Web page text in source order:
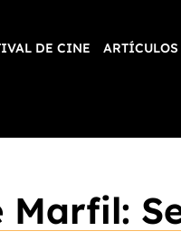
DE CINE ARTÍCULOS
Marfil: